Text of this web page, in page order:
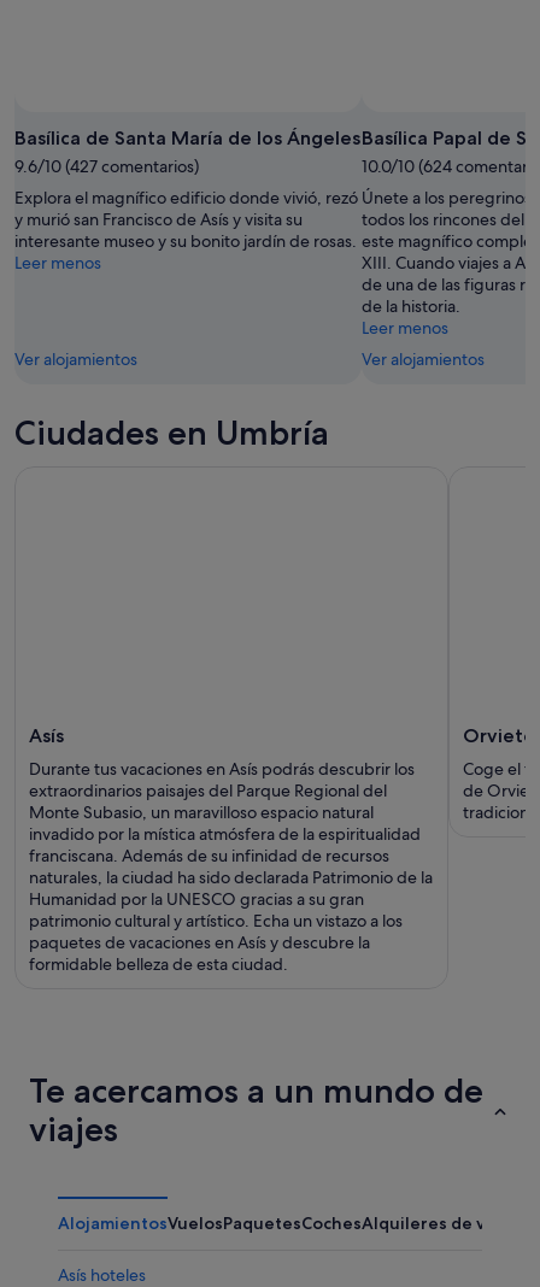
Basílica de Santa María de los Ángeles
9.6/10 (427 comentarios)
Explora el magnífico edificio donde vivió, rezó
y murió san Francisco de Asís y visita su
interesante museo y su bonito jardín de rosas.
Leer menos
Ver alojamientos
Basílica Papal de
10.0/10 (624
Únete a los peregrinos
todos los rincones del
este magnífico
XIII. Cuando viajes a
de una de las figuras
de la historia.
Leer menos
Ver alojamientos
Ciudades en Umbría
Asís
Durante tus vacaciones en Asís podrás descubrir los
extraordinarios paisajes del Parque Regional del
Monte Subasio, un maravilloso espacio natural
invadido por la mística atmósfera de la espiritualidad
franciscana. Además de su infinidad de recursos
naturales, la ciudad ha sido declarada Patrimonio de la
Humanidad por la UNESCO gracias a su gran
patrimonio cultural y artístico. Echa un vistazo a los
paquetes de vacaciones en Asís y descubre la
formidable belleza de esta ciudad.
Orvieto
Coge el
de
Te acercamos a un mundo de
viajes
AlojamientosVuelosPaquetesCochesAlquileres de
Asís hoteles